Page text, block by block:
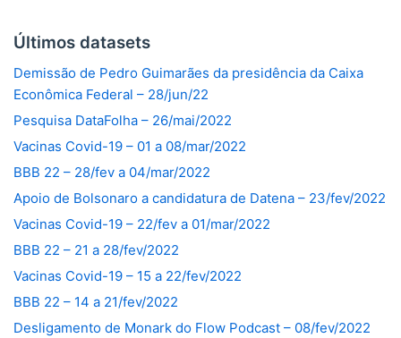
Últimos datasets
Demissão de Pedro Guimarães da presidência da Caixa
Econômica Federal – 28/jun/22
Pesquisa DataFolha – 26/mai/2022
Vacinas Covid-19 – 01 a 08/mar/2022
BBB 22 – 28/fev a 04/mar/2022
Apoio de Bolsonaro a candidatura de Datena – 23/fev/2022
Vacinas Covid-19 – 22/fev a 01/mar/2022
BBB 22 – 21 a 28/fev/2022
Vacinas Covid-19 – 15 a 22/fev/2022
BBB 22 – 14 a 21/fev/2022
Desligamento de Monark do Flow Podcast – 08/fev/2022